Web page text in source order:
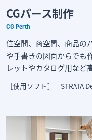
CGパース制作
CG Perth
住空間、商空間、商品の
や手書きの図面からでも
レットやカタログ用など
［使用ソフト］ STRATA